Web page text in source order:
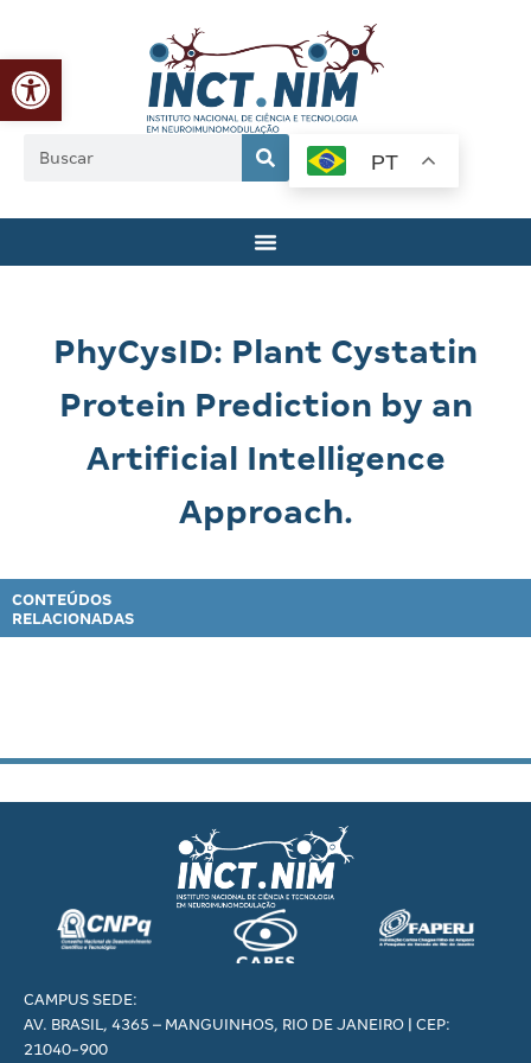
Abrir a barra de ferramentas
PT
PhyCysID: Plant Cystatin
Protein Prediction by an
Artificial Intelligence
Approach.
CONTEÚDOS
RELACIONADAS
CAMPUS SEDE:
AV. BRASIL, 4365 – MANGUINHOS, RIO DE JANEIRO | CEP:
21040-900